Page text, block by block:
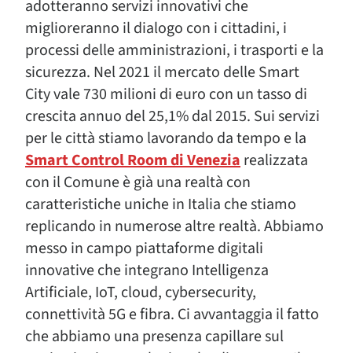
adotteranno servizi innovativi che
miglioreranno il dialogo con i cittadini, i
processi delle amministrazioni, i trasporti e la
sicurezza. Nel 2021 il mercato delle Smart
City vale 730 milioni di euro con un tasso di
crescita annuo del 25,1% dal 2015. Sui servizi
per le città stiamo lavorando da tempo e la
Smart Control Room di Veneziarealizzata
con il Comune è già una realtà con
caratteristiche uniche in Italia che stiamo
replicando in numerose altre realtà. Abbiamo
messo in campo piattaforme digitali
innovative che integrano Intelligenza
Artificiale, IoT, cloud, cybersecurity,
connettività 5G e fibra. Ci avvantaggia il fatto
che abbiamo una presenza capillare sul